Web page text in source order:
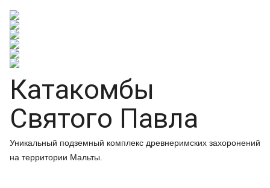
Катакомбы
Святого Павла
Уникальный подземный комплекс древнеримских захоронений
на территории Мальты.